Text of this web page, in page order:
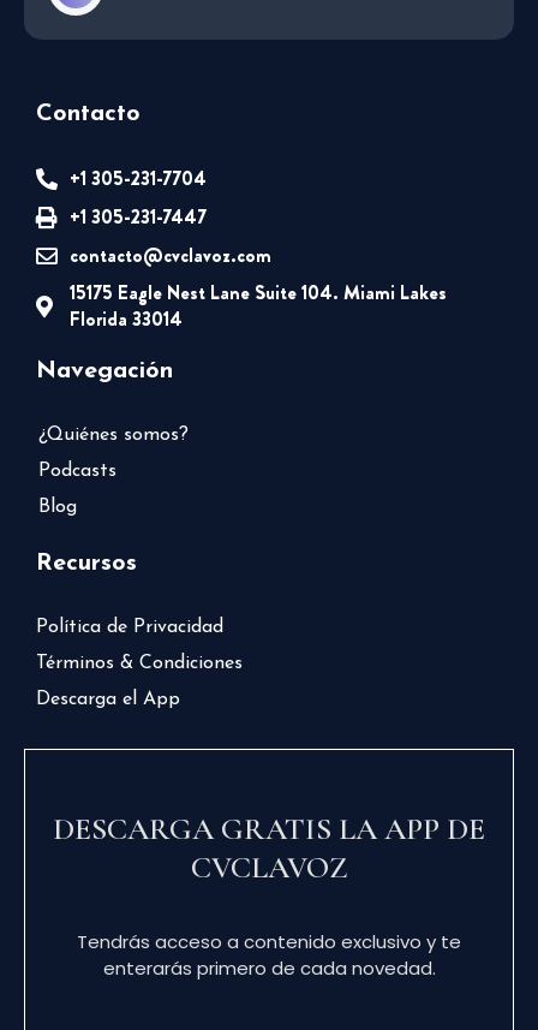
Contacto
+1 305-231-7704
+1 305-231-7447
contacto@cvclavoz.com
15175 Eagle Nest Lane Suite 104. Miami Lakes
Florida 33014
Navegación
¿Quiénes somos?
Podcasts
Blog
Recursos
Política de Privacidad
Términos & Condiciones
Descarga el App
DESCARGA GRATIS LA APP DE
CVCLAVOZ
Tendrás acceso a contenido exclusivo y te
enterarás primero de cada novedad.